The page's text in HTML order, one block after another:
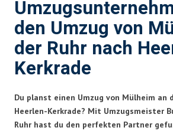
den Umzug von
der Ruhr nach
Kerkrade
Du planst einen Umzug von Mülheim an
Heerlen-Kerkrade? Mit Umzugsmeister
Ruhr hast du den perfekten Partner